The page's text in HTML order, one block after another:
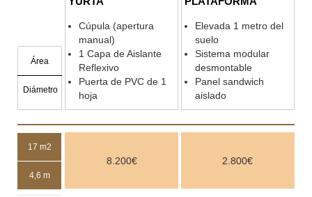
Área
Diámetro
Cúpula (apertura
manual)
1 Capa de Aislante
Reflexivo
Puerta de PVC de 1
hoja
Elevada 1 metro del
suelo
Sistema modular
desmontable
Panel sandwich
aislado
17 m2
4,6 m
8.200€ 2.800€